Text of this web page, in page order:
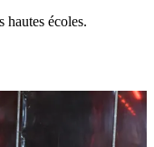
hautes écoles.